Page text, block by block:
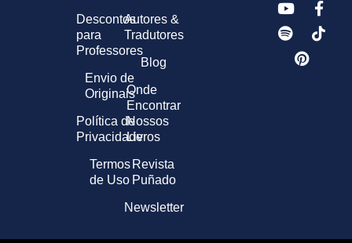
Descontos
para
Professores
Envio de
Originais
Política de
Privacidade
Termos
de Uso
Autores &
Tradutores
Blog
Onde
Encontrar
Nossos
Livros
Revista
Puñado
Newsletter